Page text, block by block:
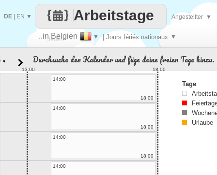
Jeden
..in Belgien ▼ | Jours fériés nationaux ▼
Arbeitstage
DE EN ▼ Angestellter ▼
▼ Durchsuche den Kalender und füge deine freien Tage hinzu.
13:00
18:00
14:00
18:00
14:00
18:00
14:00
18:00
14:00
Tage
Urlaube